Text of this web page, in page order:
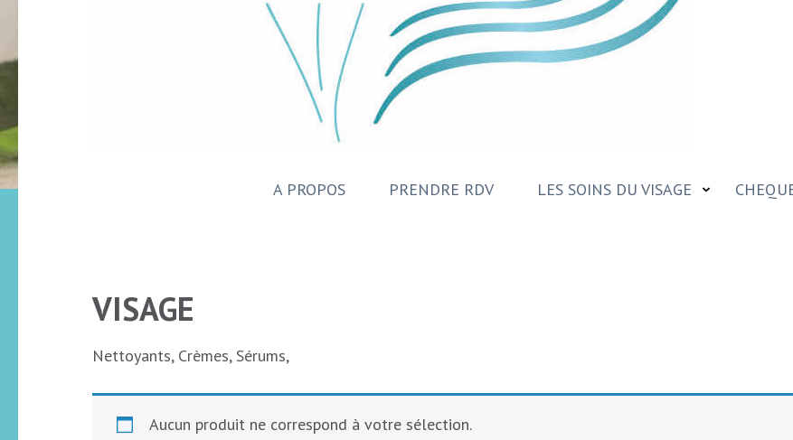
A PROPOS PRENDRE RDV LES SOINS DU VISAGE
VISAGE
Nettoyants, Crèmes, Sérums,
Aucun produit ne correspond à votre sélection.